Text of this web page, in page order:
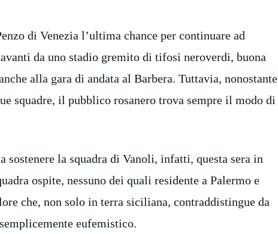
di Venezia l’ultima chance per continuare ad
da uno stadio gremito di tifosi neroverdi, buona
alla gara di andata al Barbera. Tuttavia, nonostante
squadre, il pubblico rosanero trova sempre il modo di
a sostenere la squadra di Vanoli, infatti, questa sera in
ospite, nessuno dei quali residente a Palermo e
che, non solo in terra siciliana, contraddistingue da
eufemistico.